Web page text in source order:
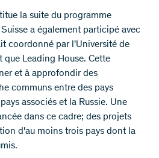
la suite du programme
a également participé avec
coordonné par l'Université de
que Leading House. Cette
et à approfondir des
communs entre des pays
associés et la Russie. Une
dans ce cadre; des projets
d'au moins trois pays dont la